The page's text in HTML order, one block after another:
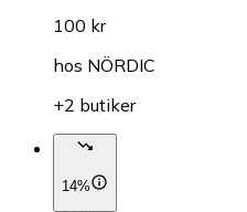
100 kr
hos NÖRDIC
+2 butiker
14%